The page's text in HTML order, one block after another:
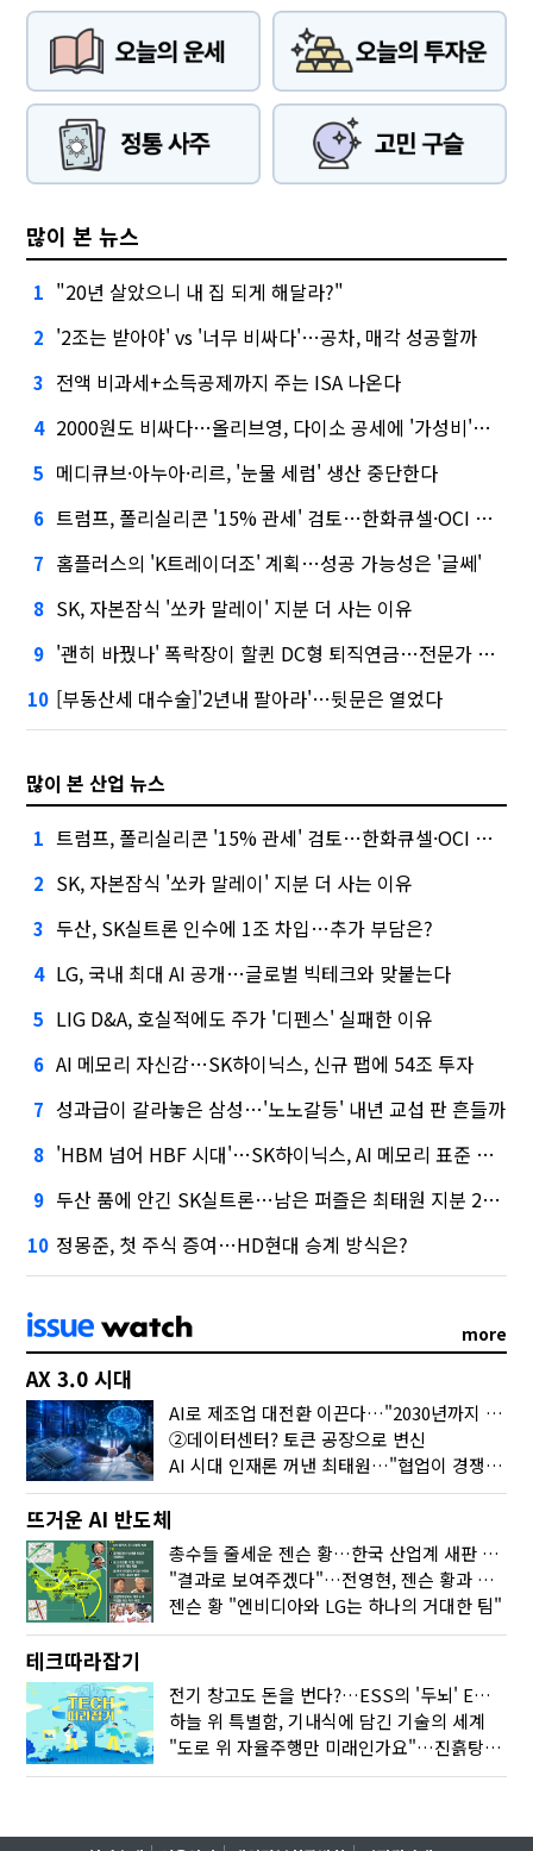
많이 본 뉴스
1 "20년 살았으니 내 집 되게 해달라?"
2 '2조는 받아야' vs '너무 비싸다'…공차, 매각 성공할까
3 전액 비과세+소득공제까지 주는 ISA 나온다
4 2000원도 비싸다…올리브영, 다이소 공세에 '가성비'로 맞불
5 메디큐브·아누아·리르, '눈물 세럼' 생산 중단한다
6 트럼프, 폴리실리콘 '15% 관세' 검토…한화큐셀·OCI 영향은?
7 홈플러스의 'K트레이더조' 계획…성공 가능성은 '글쎄'
8 SK, 자본잠식 '쏘카 말레이' 지분 더 사는 이유
9 '괜히 바꿨나' 폭락장이 할퀸 DC형 퇴직연금…전문가 조언은
10 [부동산세 대수술]'2년내 팔아라'…뒷문은 열었다
많이 본 산업 뉴스
1 트럼프, 폴리실리콘 '15% 관세' 검토…한화큐셀·OCI 영향은?
2 SK, 자본잠식 '쏘카 말레이' 지분 더 사는 이유
3 두산, SK실트론 인수에 1조 차입…추가 부담은?
4 LG, 국내 최대 AI 공개…글로벌 빅테크와 맞붙는다
5 LIG D&A, 호실적에도 주가 '디펜스' 실패한 이유
6 AI 메모리 자신감…SK하이닉스, 신규 팹에 54조 투자
7 성과급이 갈라놓은 삼성…'노노갈등' 내년 교섭 판 흔들까
8 'HBM 넘어 HBF 시대'…SK하이닉스, AI 메모리 표준 선점 나섰다
9 두산 품에 안긴 SK실트론…남은 퍼즐은 최태원 지분 29.4%
10 정몽준, 첫 주식 증여…HD현대 승계 방식은?
more
AX 3.0 시대
AI로 제조업 대전환 이끈다…"2030년까지 민관합동 20조 투자"
②데이터센터? 토큰 공장으로 변신
AI 시대 인재론 꺼낸 최태원…"협업이 경쟁력"
뜨거운 AI 반도체
총수들 줄세운 젠슨 황…한국 산업계 새판 짰다
"결과로 보여주겠다"…전영현, 젠슨 황과 HBM5 논의
젠슨 황 "엔비디아와 LG는 하나의 거대한 팀"
테크따라잡기
전기 창고도 돈을 번다?…ESS의 '두뇌' EMO가 뭐길래
하늘 위 특별함, 기내식에 담긴 기술의 세계
"도로 위 자율주행만 미래인가요"…진흙탕서 길 내는 HD현대 AI 기술